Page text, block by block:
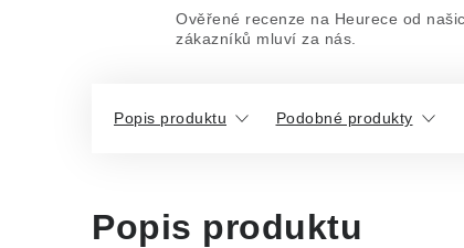
Ověřené recenze na Heurece od
zákazníků mluví za nás.
Popis produktu Podobné produkty
Popis produktu